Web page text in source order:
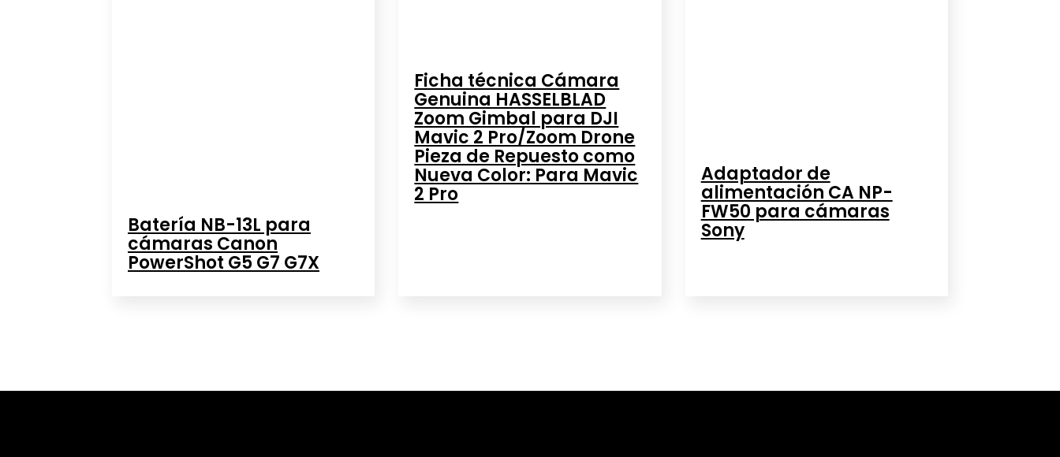
Batería NB-13L para
cámaras Canon
PowerShot G5 G7 G7X
Ficha técnica Cámara
Genuina HASSELBLAD
Zoom Gimbal para DJI
Mavic 2 Pro/Zoom Drone
Pieza de Repuesto como
Nueva Color: Para Mavic
2 Pro
Adaptador de
alimentación CA NP-
FW50 para cámaras
Sony